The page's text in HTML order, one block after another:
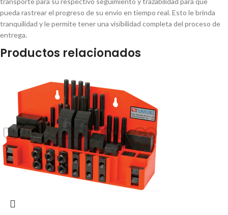
pueda rastrear el progreso de su envío en tiempo real. Esto le brinda
tranquilidad y le permite tener una visibilidad completa del proceso de
entrega.
Productos relacionados